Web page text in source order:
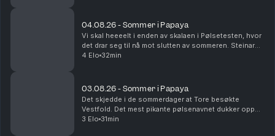
04.08.26 - Sommer i Papaya
Vi skal heeeelt i enden av skalaen i Pølsetesten, hvor
det drar seg til nå mot slutten av sommeren. Steinar
kjører Route 66 og blir nesten drept. Det er
4 Elo 32min
03.08.26 - Sommer i Papaya
Det skjedde i de sommerdager at Tore besøkte
Vestfold. Det mest pikante pølsenavnet dukker opp
og vi rydder i fryseren. Yes.
3 Elo 31min